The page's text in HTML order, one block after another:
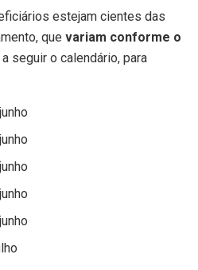
estejam cientes das
que variam conforme o
a seguir o calendário, para